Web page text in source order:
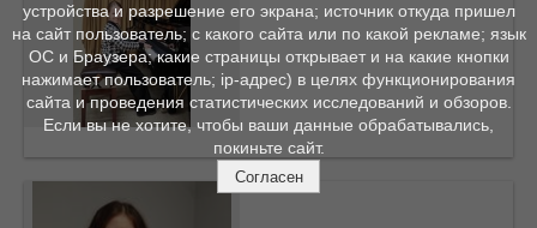
устройства и разрешение его экрана; источник откуда пришел
на сайт пользователь; с какого сайта или по какой рекламе; язык
ОС и Браузера; какие страницы открывает и на какие кнопки
нажимает пользователь; ip-адрес) в целях функционирования
сайта и проведения статистических исследований и обзоров.
Если вы не хотите, чтобы ваши данные обрабатывались,
покиньте сайт.
Согласен